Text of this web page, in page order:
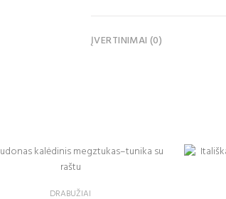
ĮVERTINIMAI (0)
DRABUŽIAI